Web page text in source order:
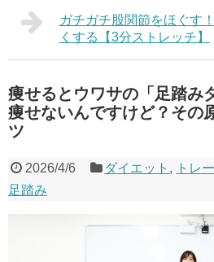
ガチガチ股関節をほぐす
くする【3分ストレッチ】
痩せるとウワサの「足踏み
痩せないんですけど？その
ツ
2026/4/6 ダイエット , トレ
足踏み